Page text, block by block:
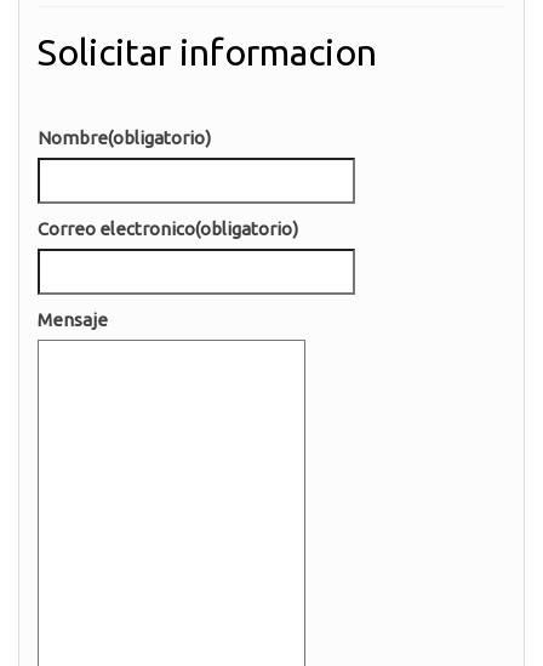
Solicitar informacion
Nombre(obligatorio)
Correo electronico(obligatorio)
Mensaje